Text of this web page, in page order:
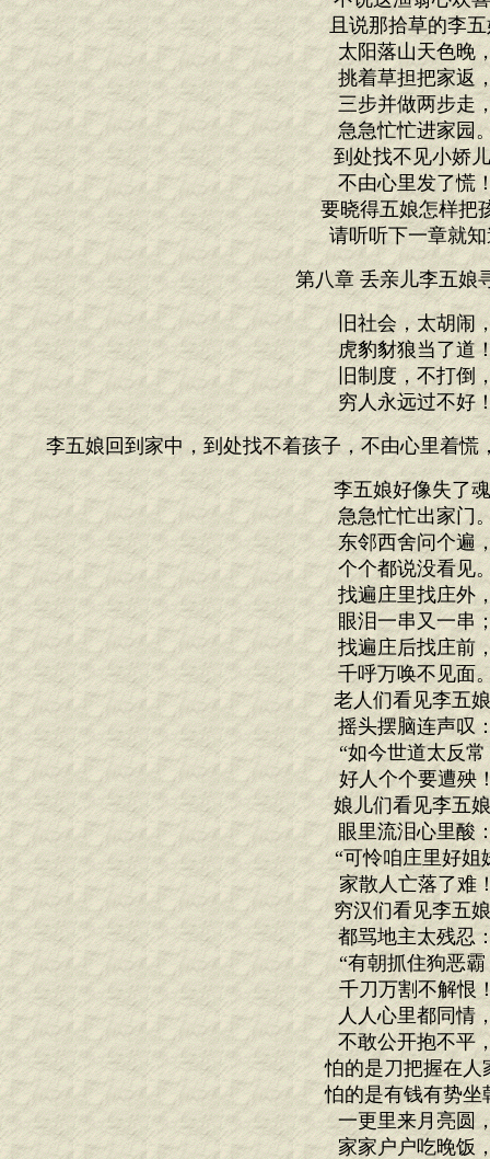
且说那拾草的李五
太阳落山天色晚
挑着草担把家返
三步并做两步走
急急忙忙进家园
到处找不见小娇
不由心里发了慌
要晓得五娘怎样把
请听听下一章就知
第八章 丢亲儿李五娘
旧社会，太胡闹
虎豹豺狼当了道
旧制度，不打倒
穷人永远过不好
李五娘回到家中，到处找不着孩子，不由心里着慌
李五娘好像失了
急急忙忙出家门
东邻西舍问个遍
个个都说没看见
找遍庄里找庄外
眼泪一串又一串
找遍庄后找庄前
千呼万唤不见面
老人们看见李五
摇头摆脑连声叹
“如今世道太反常
好人个个要遭殃
娘儿们看见李五
眼里流泪心里酸
“可怜咱庄里好姐
家散人亡落了难
穷汉们看见李五
都骂地主太残忍
“有朝抓住狗恶霸
千刀万割不解恨
人人心里都同情
不敢公开抱不平
怕的是刀把握在人
怕的是有钱有势坐
一更里来月亮圆
家家户户吃晚饭